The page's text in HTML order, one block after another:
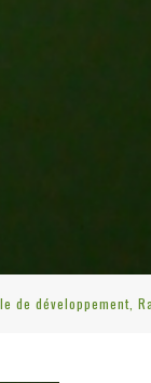
de développement,